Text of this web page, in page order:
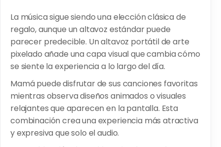
La música sigue siendo una elección clásica de
regalo, aunque un altavoz estándar puede
parecer predecible. Un altavoz portátil de arte
pixelado añade una capa visual que cambia cómo
se siente la experiencia a lo largo del día.
Mamá puede disfrutar de sus canciones favoritas
mientras observa diseños animados o visuales
relajantes que aparecen en la pantalla. Esta
combinación crea una experiencia más atractiva
y expresiva que solo el audio.